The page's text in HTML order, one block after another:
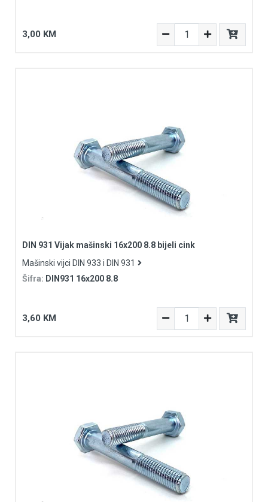
3,00 KM
DIN 931 Vijak mašinski 16x200 8.8 bijeli cink
Mašinski vijci DIN 933 i DIN 931
Šifra: DIN931 16x200 8.8
3,60 KM